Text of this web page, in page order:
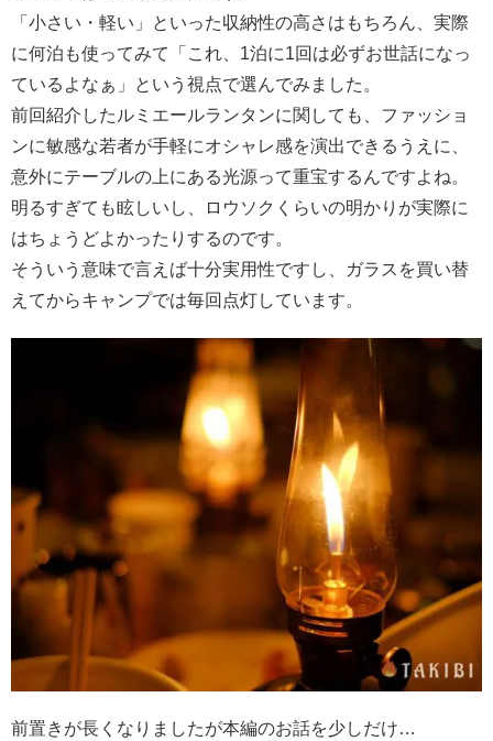
「小さい・軽い」といった収納性の高さはもちろん、実際
に何泊も使ってみて「これ、1泊に1回は必ずお世話になっ
ているよなぁ」という視点で選んでみました。
前回紹介したルミエールランタンに関しても、ファッショ
ンに敏感な若者が手軽にオシャレ感を演出できるうえに、
意外にテーブルの上にある光源って重宝するんですよね。
明るすぎても眩しいし、ロウソクくらいの明かりが実際に
はちょうどよかったりするのです。
そういう意味で言えば十分実用性ですし、ガラスを買い替
えてからキャンプでは毎回点灯しています。
前置きが長くなりましたが本編のお話を少しだけ…